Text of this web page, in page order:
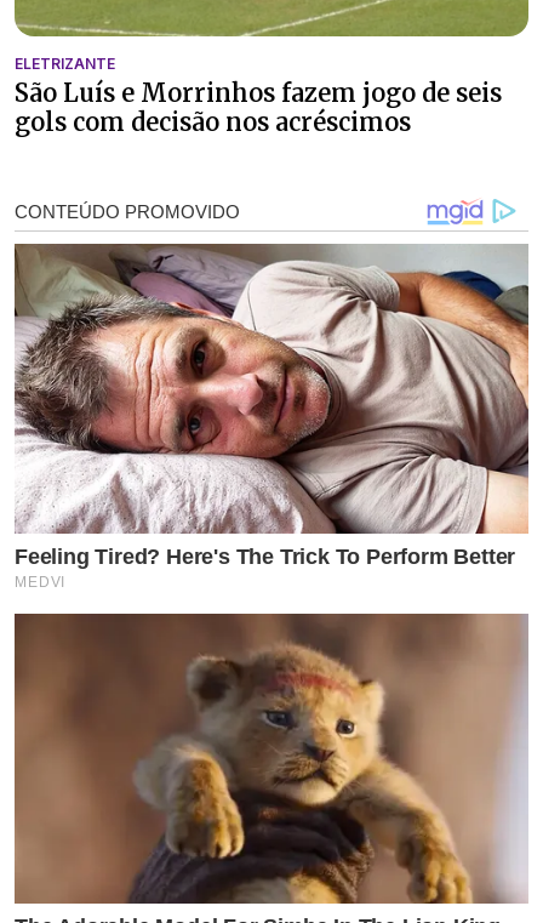
ELETRIZANTE
São Luís e Morrinhos fazem jogo de seis
gols com decisão nos acréscimos